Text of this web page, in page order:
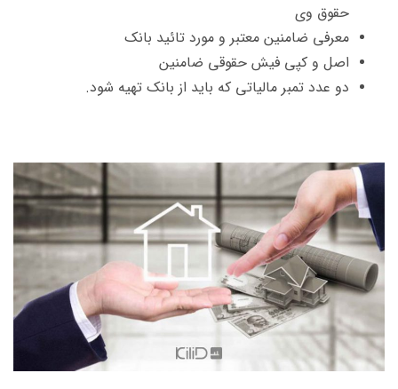
حقوق وی
معرفی ضامنین معتبر و مورد تائید بانک
اصل و کپی فیش حقوقی ضامنین
دو عدد تمبر مالیاتی که باید از بانک تهیه شود.